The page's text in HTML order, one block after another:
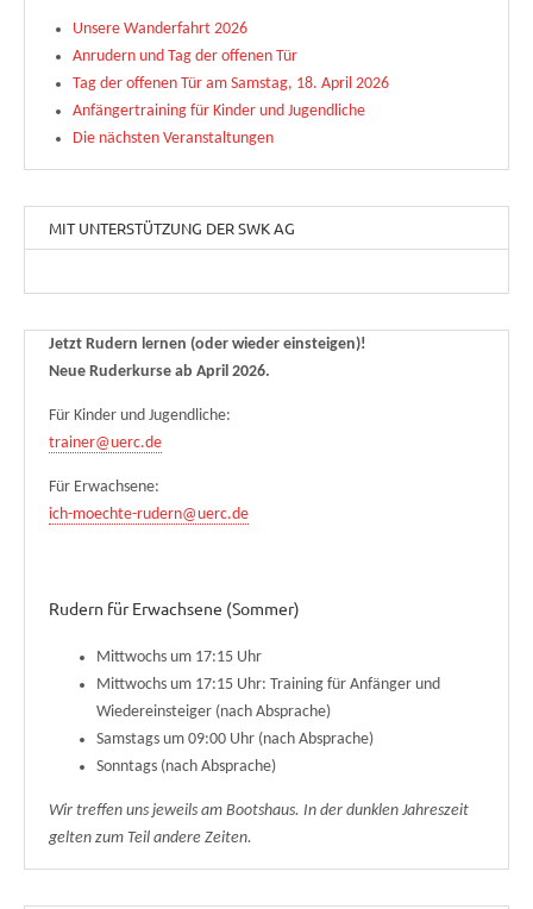
Unsere Wanderfahrt 2026
Anrudern und Tag der offenen Tür
Tag der offenen Tür am Samstag, 18. April 2026
Anfängertraining für Kinder und Jugendliche
Die nächsten Veranstaltungen
MIT UNTERSTÜTZUNG DER SWK AG
Jetzt Rudern lernen (oder wieder einsteigen)!
Neue Ruderkurse ab April 2026.
Für Kinder und Jugendliche:
trainer@uerc.de
Für Erwachsene:
ich-moechte-rudern@uerc.de
Rudern für Erwachsene (Sommer)
Mittwochs um 17:15 Uhr
Mittwochs um 17:15 Uhr: Training für Anfänger und
Wiedereinsteiger (nach Absprache)
Samstags um 09:00 Uhr (nach Absprache)
Sonntags (nach Absprache)
Wir treffen uns jeweils am Bootshaus. In der dunklen Jahreszeit
gelten zum Teil andere Zeiten.